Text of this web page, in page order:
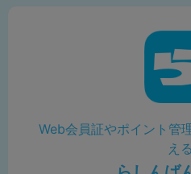
Web会員証やポイント管
える